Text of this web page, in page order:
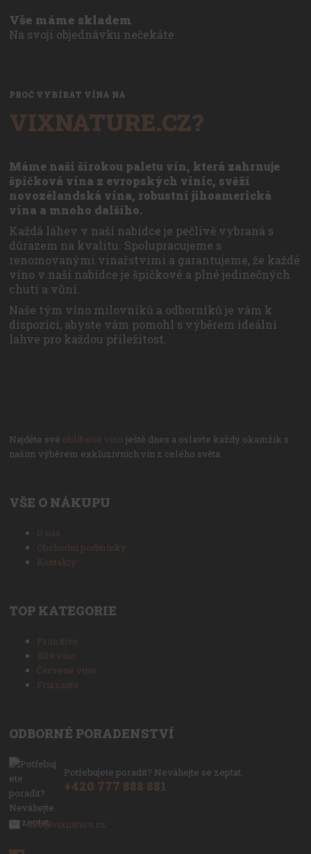
Vše máme skladem
Na svoji objednávku nečekáte
PROČ VYBÍRAT VÍNA NA
VIXNATURE.CZ?
Máme naši širokou paletu vín, která zahrnuje
špičková vína z evropských vinic, svěží
novozélandská vína, robustní jihoamerická
vína a mnoho dalšího.
Každá láhev v naší nabídce je pečlivě vybraná s
důrazem na kvalitu. Spolupracujeme s
renomovanými vinařstvími a garantujeme, že každé
víno v naší nabídce je špičkové a plné jedinečných
chutí a vůní.
Naše tým víno milovníků a odborníků je vám k
dispozici, abyste vám pomohl s výběrem ideální
lahve pro každou příležitost.
Najděte své oblíbené víno ještě dnes a oslavte každý okamžik s
naším výběrem exkluzivních vín z celého světa.
VŠE O NÁKUPU
O nás
Obchodní podmínky
Kontakty
TOP KATEGORIE
Primitivo
Bílé víno
Červené víno
Frizzante
ODBORNÉ PORADENSTVÍ
Potřebujete poradit? Neváhejte se zeptat.
+420 777 888 881
info@vixnature.cz